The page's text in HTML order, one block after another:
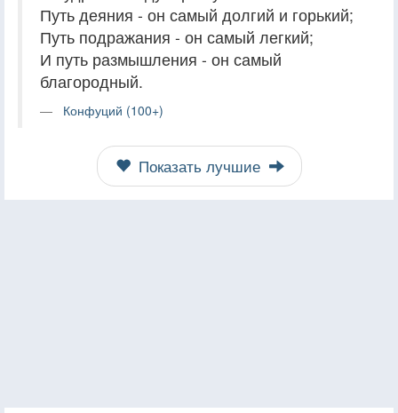
Путь деяния - он самый долгий и горький;
Путь подражания - он самый легкий;
И путь размышления - он самый
благородный.
Конфуций (100+)
Показать лучшие